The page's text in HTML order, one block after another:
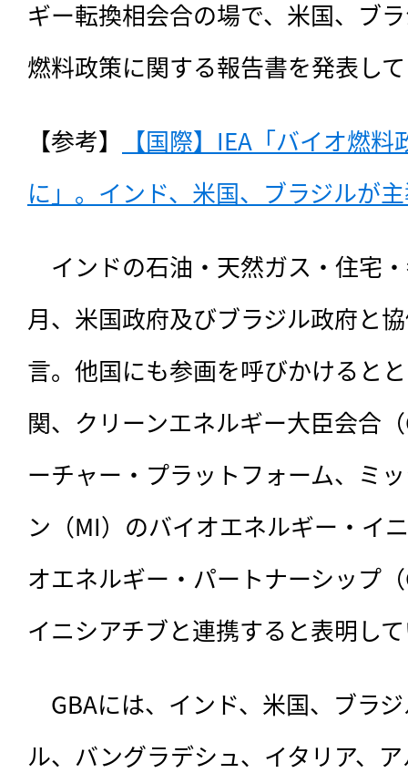
ギー転換相会合の場で、米国、ブ
燃料政策に関する報告書を発表し
【参考】
【国際】IEA「バイオ燃
に」。インド、米国、ブラジルが
インドの石油・天然ガス・住宅
月、 米国政府及びブラジル政府と
言。他国にも参画を呼びかけると
関、クリーンエネルギー大臣会合
ーチャー・プラットフォーム、ミ
ン（MI）のバイオエネルギー・イ
オエネルギー・パートナーシップ
イニシアチブと連携すると表明し
GBAには、インド、米国、ブラ
ル、バングラデシュ、イタリア、